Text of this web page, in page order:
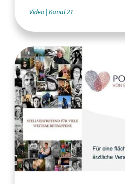
Video Kanal 21